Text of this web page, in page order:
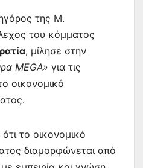
της Μ.
του κόμματος
, μίλησε στην
MEGA» για τις
οικονομικό
το οικονομικό
διαμορφώνεται από